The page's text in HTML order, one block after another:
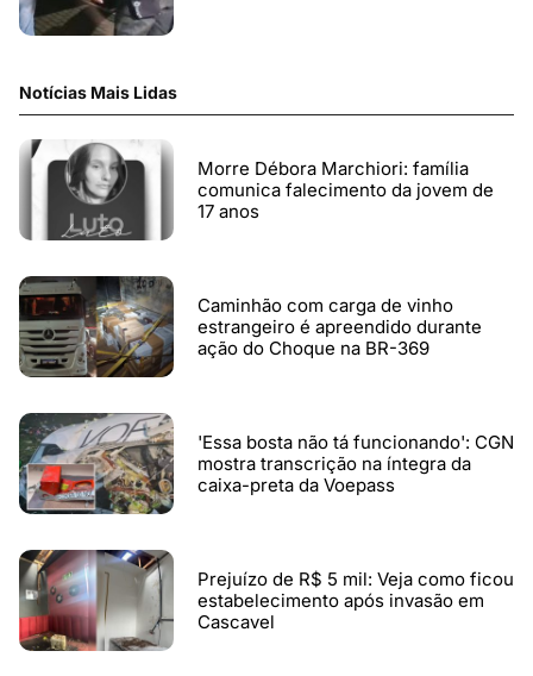
Notícias Mais Lidas
Morre Débora Marchiori: família
comunica falecimento da jovem de
17 anos
Caminhão com carga de vinho
estrangeiro é apreendido durante
ação do Choque na BR-369
'Essa bosta não tá funcionando': CGN
mostra transcrição na íntegra da
caixa-preta da Voepass
Prejuízo de R$ 5 mil: Veja como ficou
estabelecimento após invasão em
Cascavel